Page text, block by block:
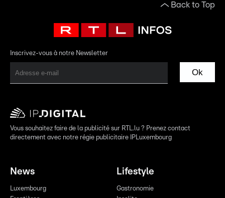
Back to Top
Inscrivez-vous à notre Newsletter
Ok
Vous souhaitez faire de la publicité sur RTL.lu ? Prenez contact
directement avec notre régie publicitaire IPLuxembourg
News
Luxembourg
Lifestyle
Gastronomie